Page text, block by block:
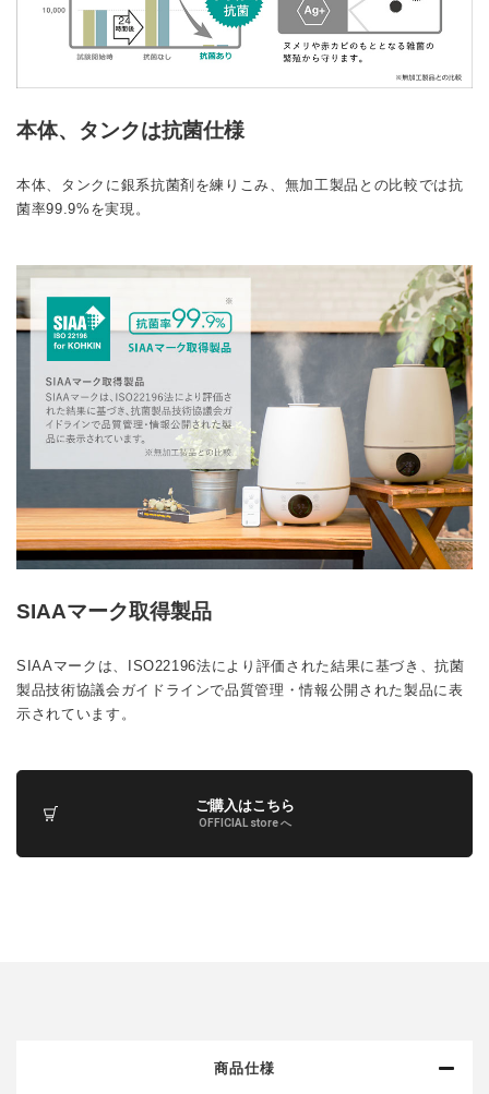
本体、タンクは抗菌仕様
本体、タンクに銀系抗菌剤を練りこみ、無加工製品との比較では抗
菌率99.9%を実現。
SIAAマーク取得製品
SIAAマークは、ISO22196法により評価された結果に基づき、抗菌
製品技術協議会ガイドラインで品質管理・情報公開された製品に表
示されています。
ご購入はこちら
OFFICIAL store へ
商品仕様